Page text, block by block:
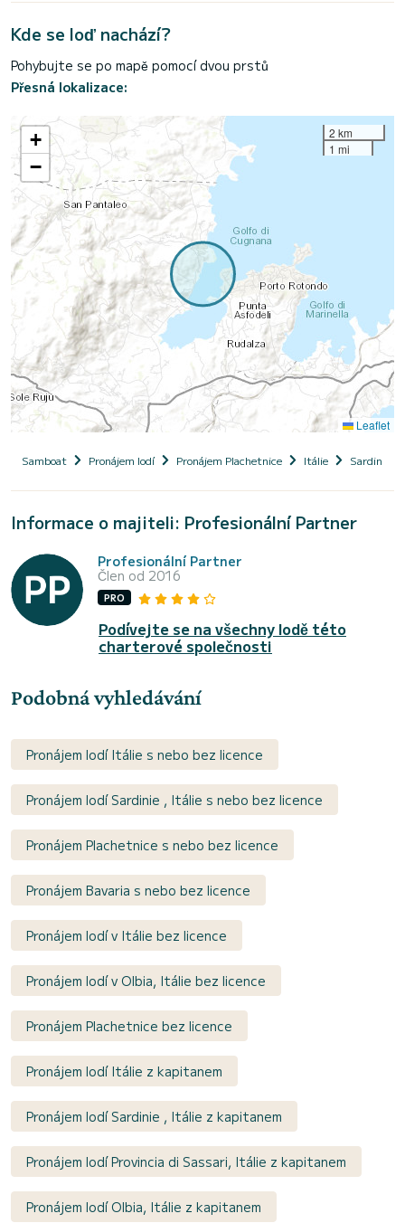
Kde se loď nachází?
Pohybujte se po mapě pomocí dvou prstů
Přesná lokalizace:
+
−
2 km
1 mi
Leaflet
Samboat Pronájem lodí Pronájem Plachetnice Itálie Sardinie
Informace o majiteli: Profesionální Partner
Profesionální Partner
Člen od 2016
PRO
Podívejte se na všechny lodě této
charterové společnosti
Podobná vyhledávání
Pronájem lodí Itálie s nebo bez licence
Pronájem lodí Sardinie , Itálie s nebo bez licence
Pronájem Plachetnice s nebo bez licence
Pronájem Bavaria s nebo bez licence
Pronájem lodí v Itálie bez licence
Pronájem lodí v Olbia, Itálie bez licence
Pronájem Plachetnice bez licence
Pronájem lodí Itálie z kapitanem
Pronájem lodí Sardinie , Itálie z kapitanem
Pronájem lodí Provincia di Sassari, Itálie z kapitanem
Pronájem lodí Olbia, Itálie z kapitanem